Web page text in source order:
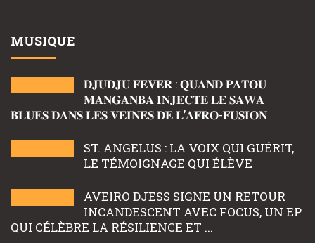
MUSIQUE
𝐃𝐉𝐔𝐃𝐉𝐔 𝐅𝐄𝐕𝐄𝐑 : 𝐐𝐔𝐀𝐍𝐃 𝐏𝐀𝐓𝐎𝐔
𝐌𝐀𝐍𝐆𝐀𝐍𝐁𝐀 𝐈𝐍𝐉𝐄𝐂𝐓𝐄 𝐋𝐄 𝐒𝐀𝐖𝐀
𝐁𝐋𝐔𝐄𝐒 𝐃𝐀𝐍𝐒 𝐋𝐄𝐒 𝐕𝐄𝐈𝐍𝐄𝐒 𝐃𝐄 𝐋’𝐀𝐅𝐑𝐎-𝐅𝐔𝐒𝐈𝐎𝐍
ST. ANGELUS : LA VOIX QUI GUÉRIT,
LE TÉMOIGNAGE QUI ÉLÈVE
AVEIRO DJESS SIGNE UN RETOUR
INCANDESCENT AVEC FOCUS, UN EP
QUI CÉLÈBRE LA RÉSILIENCE ET ...